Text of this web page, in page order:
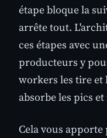
étape bloque la
arrête tout.
ces étapes avec
producteurs y
workers les tire et
absorbe les pics
Cela vous